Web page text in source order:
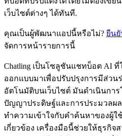
เว็บไซต์ต่างๆ ได้ทันที.
คุณเป็นผู้พัฒนาแอปนี้หรือไม่? ยืนยั
จัดการหน้ารายการนี้
Chatling เป็นโซลูชันแชทบ็อต AI
ออกแบบมาเพื่อปรับปรุงการมีส่วน
อัตโนมัติบนเว็บไซต์ มันดำเนินกา
ปัญญาประดิษฐ์และการประมวลผล
ทำความเข้าใจกับคำค้นหาของผู้ใ
เกี่ยวข้อง เครื่องมือนี้ช่วยให้ธุรกิจ